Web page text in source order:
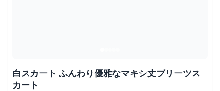
白スカート ふんわり優雅なマキシ丈プリーツス
カート